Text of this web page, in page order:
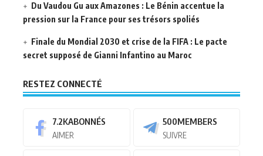
Du Vaudou Gu aux Amazones : Le Bénin accentue la
pression sur la France pour ses trésors spoliés
Finale du Mondial 2030 et crise de la FIFA : Le pacte
secret supposé de Gianni Infantino au Maroc
RESTEZ CONNECTÉ
7.2KABONNÉS
AIMER
500MEMBERS
SUIVRE